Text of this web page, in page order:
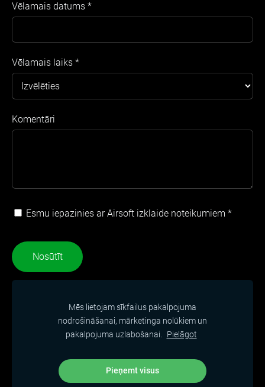
Vēlamais datums *
Vēlamais laiks *
Komentāri
Esmu iepazinies ar Airsoft izklaide noteikumiem *
JAUNUMI PAKALPOJUMI
CENAS
PAR MUMS
KONTAKTI VEIKALS SĪKDATNES
Mēs lietojam sīkfailus pakalpojuma
nodrošināšanai, mārketinga nolūkiem un
pakalpojuma uzlabošanai. Pielāgot
Pieņemt visus